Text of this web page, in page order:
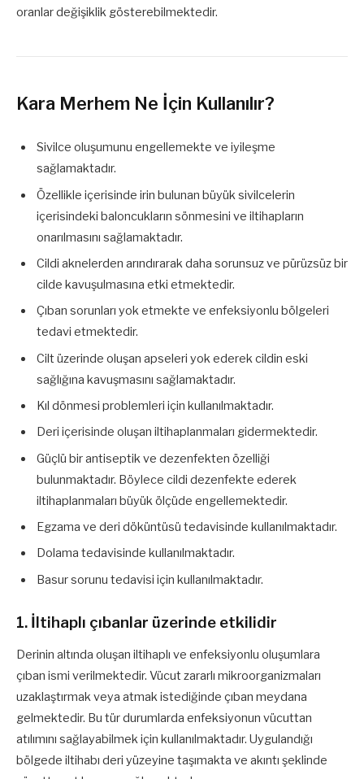
oranlar değişiklik gösterebilmektedir.
Kara Merhem Ne İçin Kullanılır?
Sivilce oluşumunu engellemekte ve iyileşme
sağlamaktadır.
Özellikle içerisinde irin bulunan büyük sivilcelerin
içerisindeki baloncukların sönmesini ve iltihapların
onarılmasını sağlamaktadır.
Cildi aknelerden arındırarak daha sorunsuz ve pürüzsüz bir
cilde kavuşulmasına etki etmektedir.
Çıban sorunları yok etmekte ve enfeksiyonlu bölgeleri
tedavi etmektedir.
Cilt üzerinde oluşan apseleri yok ederek cildin eski
sağlığına kavuşmasını sağlamaktadır.
Kıl dönmesi problemleri için kullanılmaktadır.
Deri içerisinde oluşan iltihaplanmaları gidermektedir.
Güçlü bir antiseptik ve dezenfekten özelliği
bulunmaktadır. Böylece cildi dezenfekte ederek
iltihaplanmaları büyük ölçüde engellemektedir.
Egzama ve deri döküntüsü tedavisinde kullanılmaktadır.
Dolama tedavisinde kullanılmaktadır.
Basur sorunu tedavisi için kullanılmaktadır.
1. İltihaplı çıbanlar üzerinde etkilidir
Derinin altında oluşan iltihaplı ve enfeksiyonlu oluşumlara
çıban ismi verilmektedir. Vücut zararlı mikroorganizmaları
uzaklaştırmak veya atmak istediğinde çıban meydana
gelmektedir. Bu tür durumlarda enfeksiyonun vücuttan
atılımını sağlayabilmek için kullanılmaktadır. Uygulandığı
bölgede iltihabı deri yüzeyine taşımakta ve akıntı şeklinde